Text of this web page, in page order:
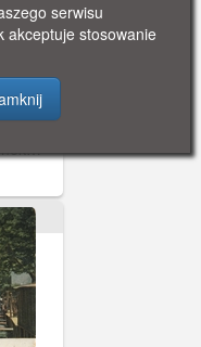
Na
serwisu
akceptuje stosowanie